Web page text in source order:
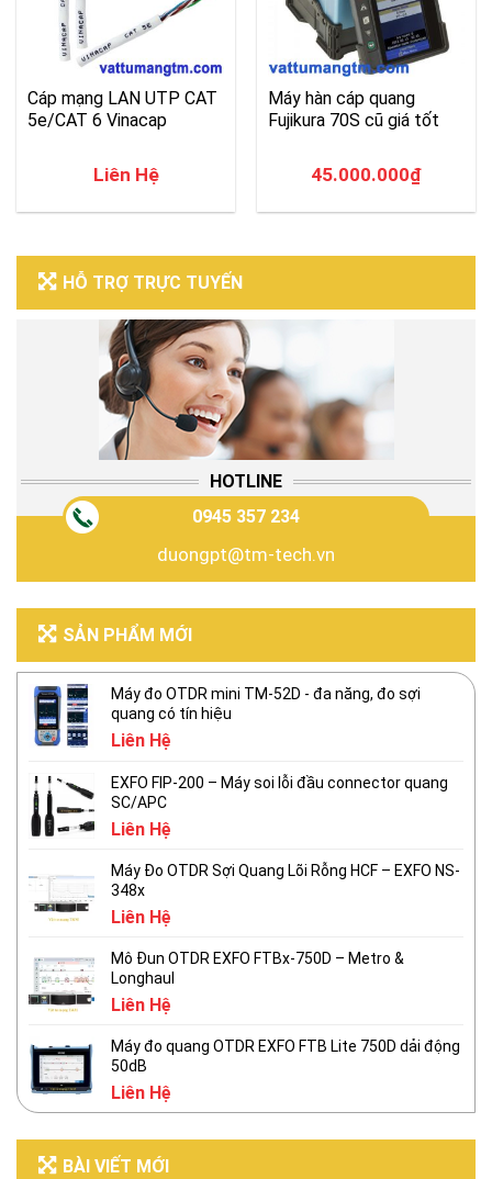
Cáp mạng LAN UTP CAT
5e/CAT 6 Vinacap
Liên Hệ
Máy hàn cáp quang
Fujikura 70S cũ giá tốt
45.000.000₫
HỖ TRỢ TRỰC TUYẾN
HOTLINE
0945 357 234
duongpt@tm-tech.vn
SẢN PHẨM MỚI
Máy đo OTDR mini TM-52D - đa năng, đo sợi
quang có tín hiệu
Liên Hệ
EXFO FIP-200 – Máy soi lỗi đầu connector quang
SC/APC
Liên Hệ
Máy Đo OTDR Sợi Quang Lõi Rỗng HCF – EXFO NS-
348x
Liên Hệ
Mô Đun OTDR EXFO FTBx-750D – Metro &
Longhaul
Liên Hệ
Máy đo quang OTDR EXFO FTB Lite 750D dải động
50dB
Liên Hệ
BÀI VIẾT MỚI